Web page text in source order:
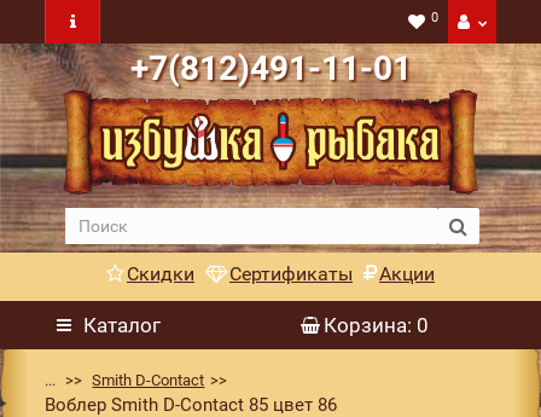
0
+7(812)491-11-01
Скидки Сертификаты Акции
Каталог Корзина: 0
... Smith D-Contact
Воблер Smith D-Contact 85 цвет 86